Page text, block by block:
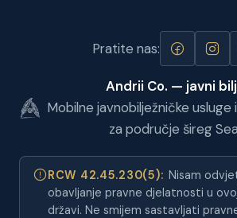
Pratite nas:
Andrii Co. — javni
Mobilne javnobilježničke usluge
za područje šireg
RCW 42.45.230(5): Nisam
obavljanje pravne djelatnosti u
državi. Ne smijem sastavljati